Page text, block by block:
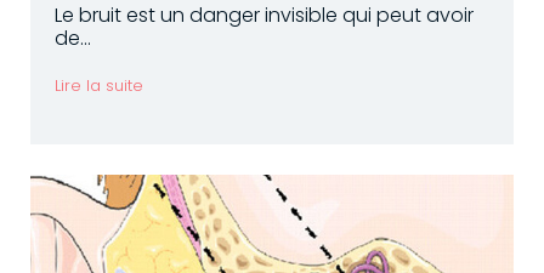
Le bruit est un danger invisible qui peut avoir
de...
Lire la suite